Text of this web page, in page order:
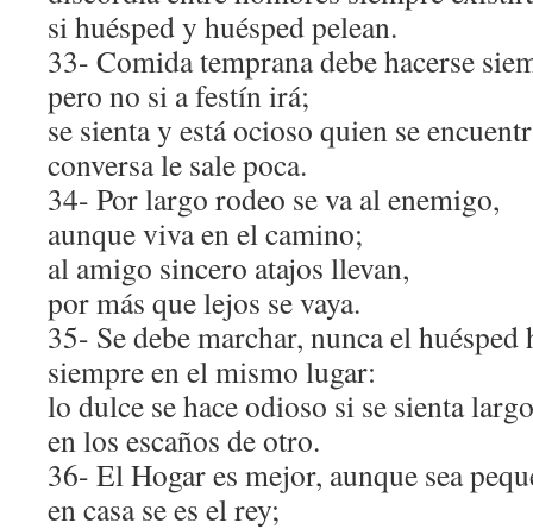
si huésped y huésped pelean.
33- Comida temprana debe hacerse
pero no si a festín irá;
se sienta y está ocioso quien se
conversa le sale poca.
34- Por largo rodeo se va al enemigo,
aunque viva en el camino;
al amigo sincero atajos llevan,
por más que lejos se vaya.
35- Se debe marchar, nunca el huésped
siempre en el mismo lugar:
lo dulce se hace odioso si se sienta
en los escaños de otro.
36- El Hogar es mejor, aunque sea
en casa se es el rey;